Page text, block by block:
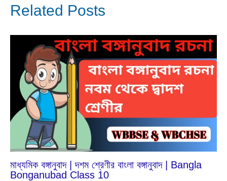
Related Posts
Apr
9
2025
মাধ্যমিক বঙ্গানুবাদ | দশম শ্রেণীর বাংলা বঙ্গানুবাদ | Bangla
Bonganubad Class 10